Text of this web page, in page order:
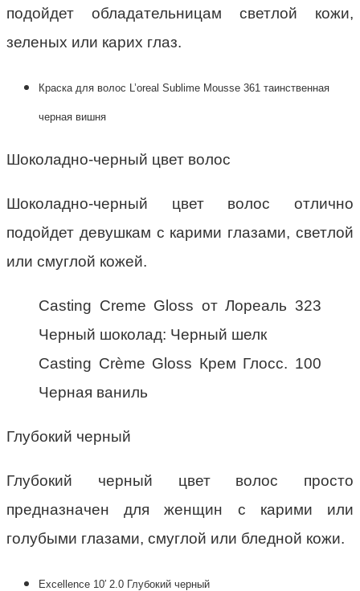
подойдет обладательницам светлой кожи,
зеленых или карих глаз.
Краска для волос L’oreal Sublime Mousse 361 таинственная
черная вишня
Шоколадно-черный цвет волос
Шоколадно-черный цвет волос отлично
подойдет девушкам с карими глазами, светлой
или смуглой кожей.
Casting Creme Gloss от Лореаль 323
Черный шоколад: Черный шелк
Casting Crème Gloss Крем Глосс. 100
Черная ваниль
Глубокий черный
Глубокий черный цвет волос просто
предназначен для женщин с карими или
голубыми глазами, смуглой или бледной кожи.
Excellence 10′ 2.0 Глубокий черный